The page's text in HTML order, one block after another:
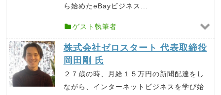
ら始めたeBayビジネス...
ゲスト執筆者
株式会社ゼロスタート 代表取締役
岡田剛 氏
２７歳の時、月給１５万円の新聞配達をし
ながら、インターネットビジネスを学び始